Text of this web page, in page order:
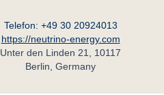
Telefon: +49 30 20924013
https://neutrino-energy.com
Unter den Linden 21, 10117
Berlin, Germany